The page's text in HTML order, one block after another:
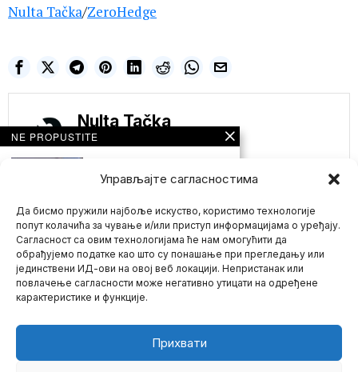
Управљајте сагласностима
Да бисмо пружили најбоље искуство, користимо технологије
попут колачића за чување и/или приступ информацијама о уређају.
Сагласност са овим технологијама ће нам омогућити да
обрађујемо податке као што су понашање при прегледању или
јединствени ИД-ови на овој веб локацији. Непристанак или
повлачење сагласности може негативно утицати на одређене
карактеристике и функције.
Прихвати
Nulta Tačka/ZeroHedge
Nulta Tačka
Mario zna Youtube
NE PROPUSTITE
za specijalne
operacije uskoro
VEŠTAČKU
INTELIGENCIJU za
borbu protiv
„dezinformacija“
Američka komanda za
specijalne operacije
(USSOCOM) je potpisala
ugovor sa
Prosjačenje na
visokom nivou: SAD
otvaraju online
donacije za 36.7